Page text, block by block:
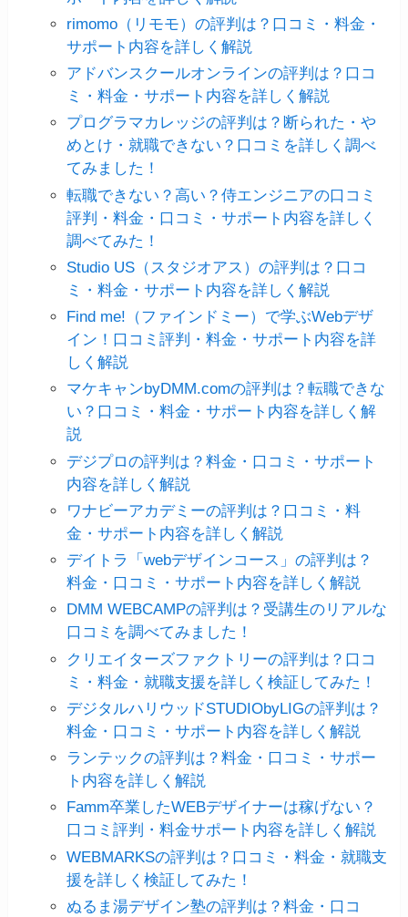
rimomo（リモモ）の評判は？口コミ・料金・
サポート内容を詳しく解説
アドバンスクールオンラインの評判は？口コ
ミ・料金・サポート内容を詳しく解説
プログラマカレッジの評判は？断られた・や
めとけ・就職できない？口コミを詳しく調べ
てみました！
転職できない？高い？侍エンジニアの口コミ
評判・料金・口コミ・サポート内容を詳しく
調べてみた！
Studio US（スタジオアス）の評判は？口コ
ミ・料金・サポート内容を詳しく解説
Find me!（ファインドミー）で学ぶWebデザ
イン！口コミ評判・料金・サポート内容を詳
しく解説
マケキャンbyDMM.comの評判は？転職できな
い？口コミ・料金・サポート内容を詳しく解
説
デジプロの評判は？料金・口コミ・サポート
内容を詳しく解説
ワナビーアカデミーの評判は？口コミ・料
金・サポート内容を詳しく解説
デイトラ「webデザインコース」の評判は？
料金・口コミ・サポート内容を詳しく解説
DMM WEBCAMPの評判は？受講生のリアルな
口コミを調べてみました！
クリエイターズファクトリーの評判は？口コ
ミ・料金・就職支援を詳しく検証してみた！
デジタルハリウッドSTUDIObyLIGの評判は？
料金・口コミ・サポート内容を詳しく解説
ランテックの評判は？料金・口コミ・サポー
ト内容を詳しく解説
Famm卒業したWEBデザイナーは稼げない？
口コミ評判・料金サポート内容を詳しく解説
WEBMARKSの評判は？口コミ・料金・就職支
援を詳しく検証してみた！
ぬるま湯デザイン塾の評判は？料金・口コ